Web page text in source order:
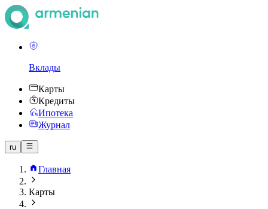
Вклады
Карты
Кредиты
Ипотека
Журнал
ru
Главная
Карты